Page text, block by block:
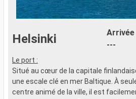
Helsinki
Arrivée
---
Le port :
Situé au cœur de la capitale
une escale clé en mer Baltique. À
centre animé de la ville, il est